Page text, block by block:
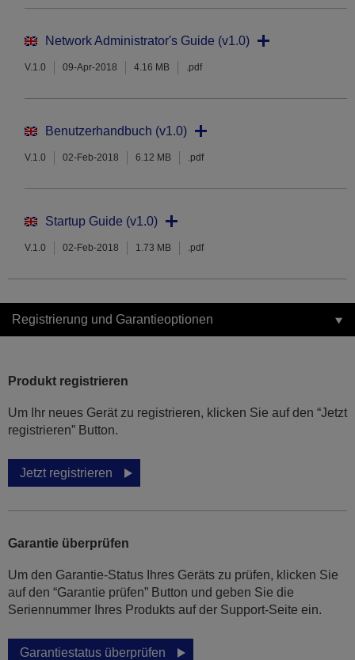
Network Administrator's Guide (v1.0)
V.1.0 09-Apr-2018 4.16 MB .pdf
Benutzerhandbuch (v1.0)
V.1.0 02-Feb-2018 6.12 MB .pdf
Startup Guide (v1.0)
V.1.0 02-Feb-2018 1.73 MB .pdf
Registrierung und Garantieoptionen
Produkt registrieren
Um Ihr neues Gerät zu registrieren, klicken Sie auf den “Jetzt
registrieren” Button.
Jetzt registrieren
Garantie überprüfen
Um den Garantie-Status Ihres Geräts zu prüfen, klicken Sie
auf den “Garantie prüfen” Button und geben Sie die
Seriennummer Ihres Produkts auf der Support-Seite ein.
Garantiestatus überprüfen